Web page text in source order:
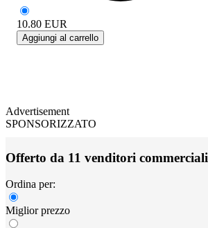
10.80 EUR
Aggiungi al carrello
Advertisement
SPONSORIZZATO
Offerto da 11 venditori commerciali
Ordina per:
Miglior prezzo